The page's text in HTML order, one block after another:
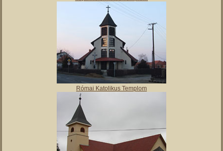
Római Katolikus Templom